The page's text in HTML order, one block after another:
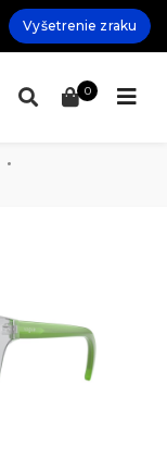
Vyšetrenie zraku
0